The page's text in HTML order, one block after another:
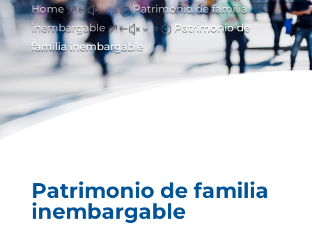
Home &#x39; Patrimonio de familia
inembargable &#x39; Patrimonio de
familia inembargable
Patrimonio de familia
inembargable